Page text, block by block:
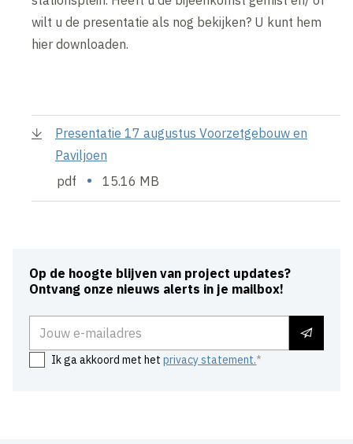
wilt u de presentatie als nog bekijken? U kunt hem
hier downloaden.
Presentatie 17 augustus Voorzetgebouw en
Paviljoen
pdf
• 15.16 MB
Op de hoogte blijven van project updates?
Ontvang onze nieuws alerts in je mailbox!
Ik ga akkoord met hetprivacy statement.